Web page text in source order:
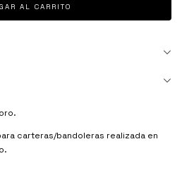
carteras/bandoleras realizada en